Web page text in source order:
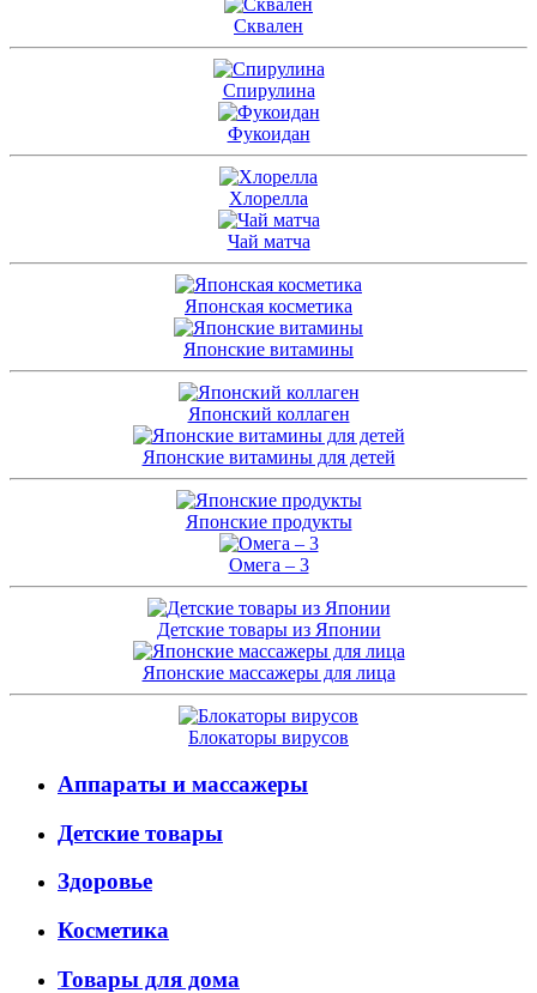
Сквален
Спирулина
Фукоидан
Хлорелла
Чай матча
Японская косметика
Японские витамины
Японский коллаген
Японские витамины для детей
Японские продукты
Омега – 3
Детские товары из Японии
Японские массажеры для лица
Блокаторы вирусов
Аппараты и массажеры
Детские товары
Здоровье
Косметика
Товары для дома